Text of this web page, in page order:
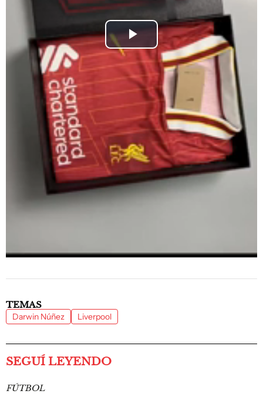
Play
Video
TEMAS
Darwin Núñez Liverpool
SEGUÍ LEYENDO
FÚTBOL